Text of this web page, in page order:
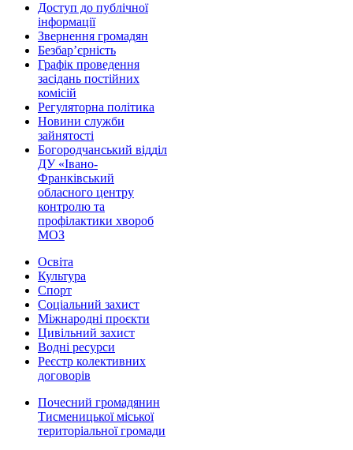
Доступ до публічної
інформації
Звернення громадян
Безбар’єрність
Графік проведення
засідань постійних
комісій
Регуляторна політика
Новини служби
зайнятості
Богородчанський відділ
ДУ «Івано-
Франківський
обласного центру
контролю та
профілактики хвороб
МОЗ
Освіта
Культура
Спорт
Соціальний захист
Міжнародні проєкти
Цивільний захист
Водні ресурси
Реєстр колективних
договорів
Почесний громадянин
Тисменицької міської
територіальної громади